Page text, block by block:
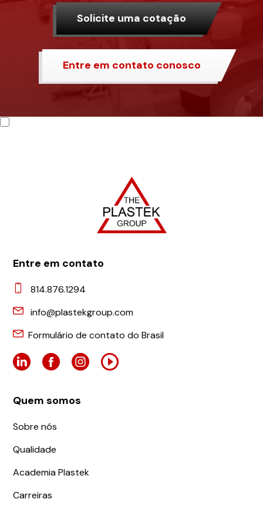
Solicite uma cotação
Entre em contato conosco
Entre em contato
814.876.1294
info@plastekgroup.com
Formulário de contato do Brasil
Quem somos
Sobre nós
Qualidade
Academia Plastek
Carreiras